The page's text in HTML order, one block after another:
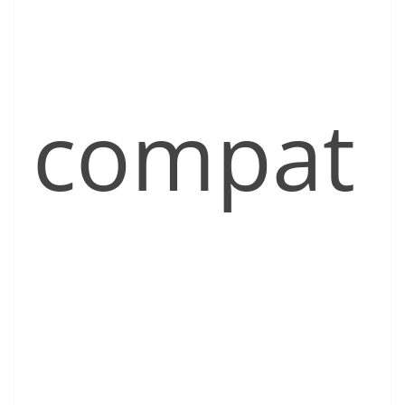
compat